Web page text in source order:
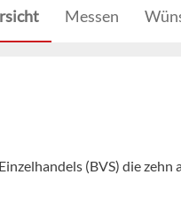
Messen
(BVS) die zehn